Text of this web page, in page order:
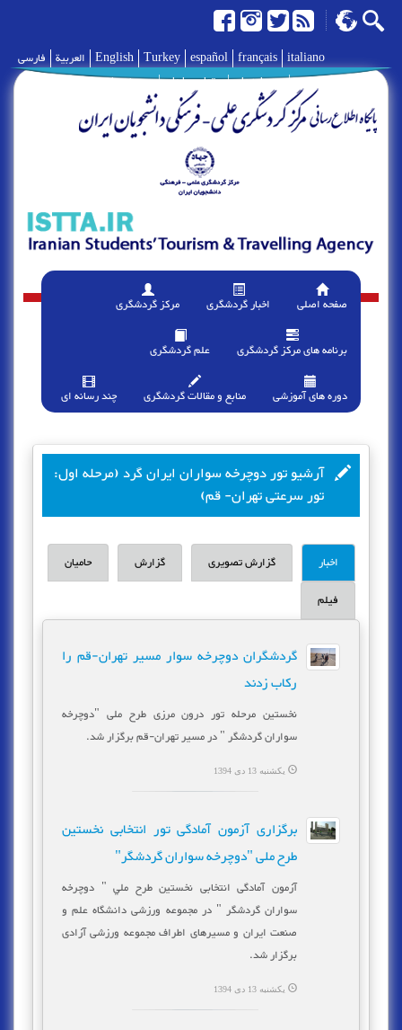
فارسی العربية English Turkey español français italiano
درباره ما | تماس با ما | پیوند ها |
صفحه اصلی اخبار گردشگری مرکز گردشگری
برنامه های مرکز گردشگری علم گردشگری
دوره های آموزشی منابع و مقالات گردشگری چند رسانه ای
آرشیو تور دوچرخه سواران ایران گرد (مرحله اول:
تور سرعتی تهران- قم)
اخبار گزارش تصویری گزارش
حامیان
فیلم
گردشگران دوچرخه سوار مسیر تهران-قم را
رکاب زدند
نخستین مرحله تور درون مرزی طرح ملی "دوچرخه
سواران گردشگر " در مسیر تهران-قم برگزار شد.
یکشنبه 13 دی 1394
برگزاری آزمون آمادگی تور انتخابی نخستین
طرح ملی "دوچرخه سواران گردشگر"
آزمون آمادگی انتخابی نخستين طرح ملي " دوچرخه
سواران گردشگر " در مجموعه ورزشی دانشگاه علم و
صنعت ایران و مسیرهای اطراف مجموعه ورزشی آزادی
برگزار شد.
یکشنبه 13 دی 1394